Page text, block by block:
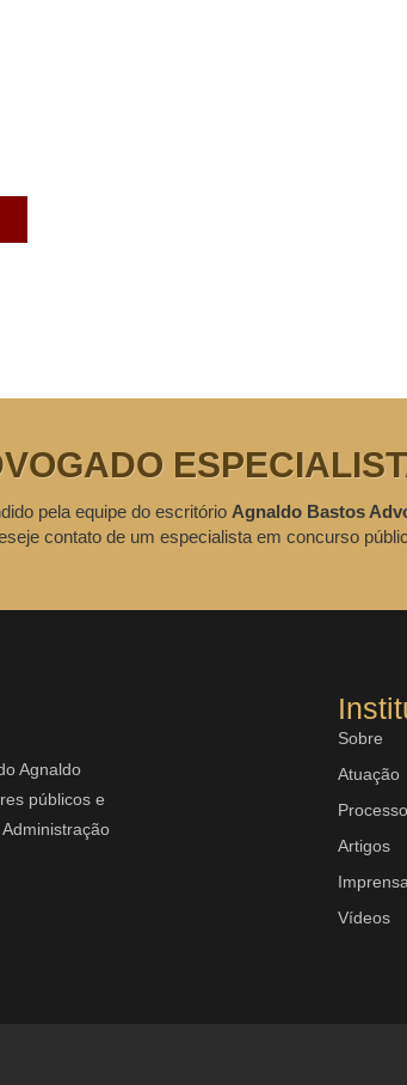
pela equipe do escritório Agnaldo Bastos
contato de um especialista em concurso
Agnaldo
públicos e
Sobre
Atuação
Artigos
Imprensa
Vídeos